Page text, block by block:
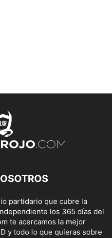
partidario que cubre la
los 365 días del
te acercamos la mejor
y todo lo que quieras sobre